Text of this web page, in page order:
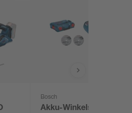
Bosch
Akku-Winkelschleifer